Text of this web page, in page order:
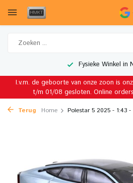
Fysieke Winkel in
I.v.m. de geboorte van onze zoon is
t/m 01/08 gesloten. Online
Terug Home Polestar 5 2025 - 1:43 -